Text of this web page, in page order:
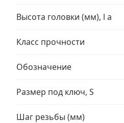
Высота головки (мм), l a
Класс прочности
Обозначение
Размер под ключ, S
Шаг резьбы (мм)